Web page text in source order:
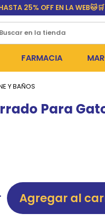
25% OFF EN LA WEB🐱🛒
FARMACIA
PULGUICIDAS Y
Y BAÑOS
Para
Agregar al